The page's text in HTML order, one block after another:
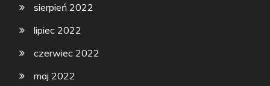
sierpień 2022
lipiec 2022
czerwiec 2022
maj 2022